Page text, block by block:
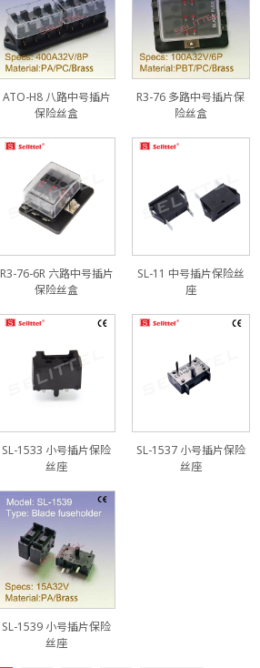
ATO-H8 八路中号插片
保险丝盒
R3-76 多路中号插片保
险丝盒
R3-76-6R 六路中号插片
保险丝盒
SL-11 中号插片保险丝
座
SL-1533 小号插片保险
丝座
SL-1537 小号插片保险
丝座
SL-1539 小号插片保险
丝座